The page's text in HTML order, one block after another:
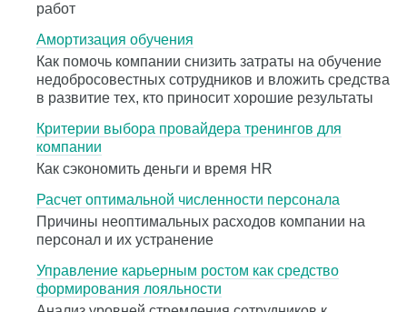
работ
Амортизация обучения
Как помочь компании снизить затраты на обучение
недобросовестных сотрудников и вложить средства
в развитие тех, кто приносит хорошие результаты
Критерии выбора провайдера тренингов для
компании
Как сэкономить деньги и время HR
Расчет оптимальной численности персонала
Причины неоптимальных расходов компании на
персонал и их устранение
Управление карьерным ростом как средство
формирования лояльности